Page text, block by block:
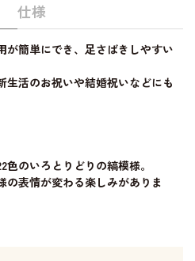
仕様
が簡単にでき、足さばきしやすい
生活のお祝いや結婚祝いなどにも
のいろとりどりの縞模様。
の表情が変わる楽しみがありま